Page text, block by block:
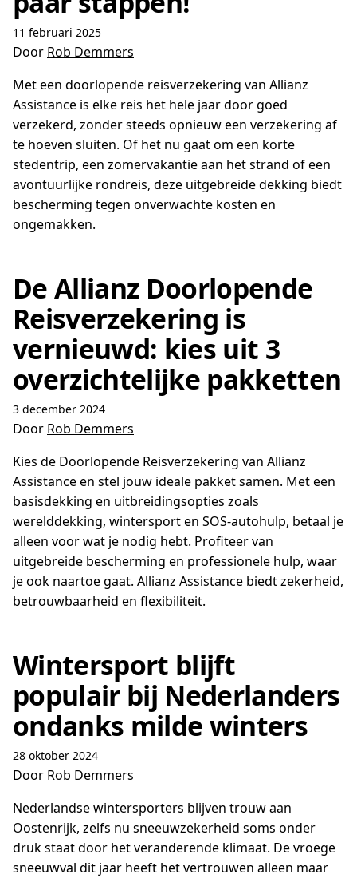
11 februari 2025
Door Rob Demmers
Met een doorlopende reisverzekering van Allianz
Assistance is elke reis het hele jaar door goed
verzekerd, zonder steeds opnieuw een verzekering af
te hoeven sluiten. Of het nu gaat om een korte
stedentrip, een zomervakantie aan het strand of een
avontuurlijke rondreis, deze uitgebreide dekking biedt
bescherming tegen onverwachte kosten en
ongemakken.
De Allianz Doorlopende
Reisverzekering is
vernieuwd: kies uit 3
overzichtelijke pakketten
3 december 2024
Door Rob Demmers
Kies de Doorlopende Reisverzekering van Allianz
Assistance en stel jouw ideale pakket samen. Met een
basisdekking en uitbreidingsopties zoals
werelddekking, wintersport en SOS-autohulp, betaal je
alleen voor wat je nodig hebt. Profiteer van
uitgebreide bescherming en professionele hulp, waar
je ook naartoe gaat. Allianz Assistance biedt zekerheid,
betrouwbaarheid en flexibiliteit.
Wintersport blijft
populair bij Nederlanders
ondanks milde winters
28 oktober 2024
Door Rob Demmers
Nederlandse wintersporters blijven trouw aan
Oostenrijk, zelfs nu sneeuwzekerheid soms onder
druk staat door het veranderende klimaat. De vroege
sneeuwval dit jaar heeft het vertrouwen alleen maar